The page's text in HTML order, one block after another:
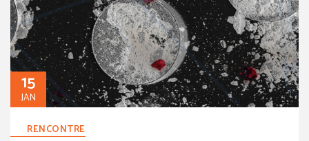
15
JAN
RENCONTRE